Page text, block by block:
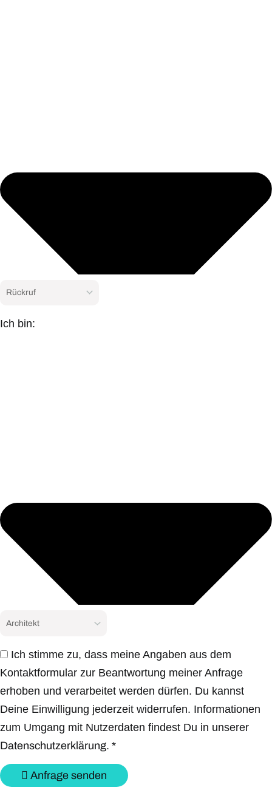
Ich bin:
Ich stimme zu, dass meine Angaben aus dem
Kontaktformular zur Beantwortung meiner Anfrage
erhoben und verarbeitet werden dürfen. Du kannst
Deine Einwilligung jederzeit widerrufen. Informationen
zum Umgang mit Nutzerdaten findest Du in unserer
Datenschutzerklärung. *
Anfrage senden